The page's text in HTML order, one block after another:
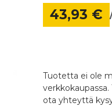
43,93 €
Tuotetta ei ole
ota yhteyttä